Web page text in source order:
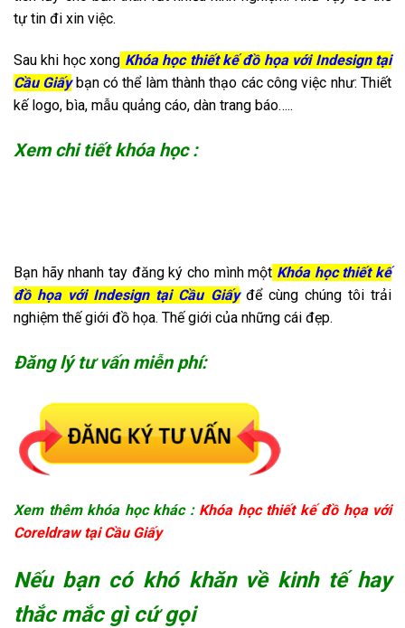
tự tin đi xin việc.
Sau khi học xong Khóa học thiết kế đồ họa với Indesign tại
Cầu Giấybạn có thể làm thành thạo các công việc như: Thiết
kế logo, bìa, mẫu quảng cáo, dàn trang báo…..
Xem chi tiết khóa học :
Bạn hãy nhanh tay đăng ký cho mình một Khóa học thiết kế
đồ họa với Indesign tại Cầu Giấyđể cùng chúng tôi trải
nghiệm thế giới đồ họa. Thế giới của những cái đẹp.
Đăng lý tư vấn miễn phí:
Xem thêm khóa học khác :Khóa học thiết kế đồ họa với
Coreldraw tại Cầu Giấy
Nếu bạn có khó khăn về kinh tế hay
thắc mắc gì cứ gọi